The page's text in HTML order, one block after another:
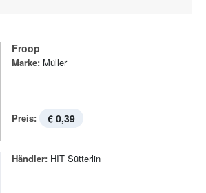
Froop
Marke: Müller
Preis: € 0,39
Händler: HIT Sütterlin